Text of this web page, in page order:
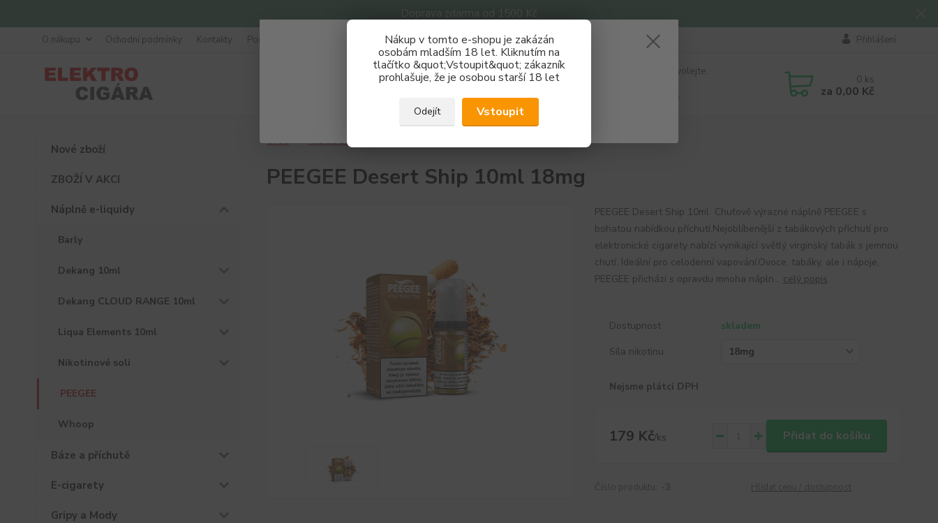
Doprava zdarma od 1500 Kč
Nákup v tomto e-shopu je zakázán
osobám mladším 18 let. Kliknutím na
tlačítko &quot;Vstoupit&quot; zákazník
prohlašuje, že je osobou starší 18 let
Odejít Vstoupit
O nákupu Ochodní podmínky Kontakty Poradna Přihlášení
Hledat
Nevíte si rady? Zavolejte.
0 ks
za 0,00 Kč
Nové zboží
ZBOŽÍ V AKCI
Náplně e-liquidy
Barly
Dekang 10ml
Dekang CLOUD RANGE 10ml
Liqua Elements 10ml
Nikotinové soli
PEEGEE
Whoop
Báze a příchutě
E-cigarety
Gripy a Mody
Úvod Náplně e-liquidy
PEEGEE Desert Ship 10ml 18mg
PEEGEE Desert Ship 10ml Chuťově výrazné náplně PEEGEE s
bohatou nabídkou příchutí.Nejoblíbenější z tabákových příchutí pro
elektronické cigarety nabízí vynikající světlý virginský tabák s jemnou
chutí. Ideální pro celodenní vapování.Ovoce, tabáky, ale i nápoje,
PEEGEE přichází s opravdu mnoha nápln... celý popis
Dostupnost
skladem
Síla nikotinu
Nejsme plátci DPH
179 Kč/ks Přidat do košíku
Získej slevu 3%
Zaregistruj se a nakupuj se slevou právě teď!
REGISTRAČNÍ FORMULÁŘ
Zavřít